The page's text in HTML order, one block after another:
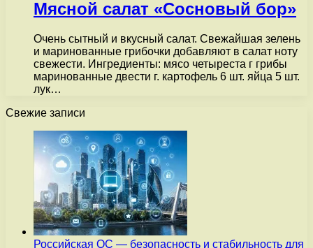
Мясной салат «Сосновый бор»
Очень сытный и вкусный салат. Свежайшая зелень
и маринованные грибочки добавляют в салат ноту
свежести. Ингредиенты: мясо четыреста г грибы
маринованные двести г. картофель 6 шт. яйца 5 шт.
лук…
Свежие записи
Российская ОС — безопасность и стабильность для